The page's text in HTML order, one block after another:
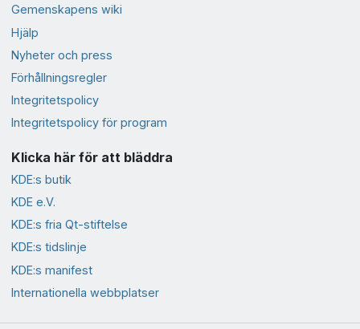
Gemenskapens wiki
Hjälp
Nyheter och press
Förhållningsregler
Integritetspolicy
Integritetspolicy för program
Klicka här för att bläddra
KDE:s butik
KDE e.V.
KDE:s fria Qt-stiftelse
KDE:s tidslinje
KDE:s manifest
Internationella webbplatser